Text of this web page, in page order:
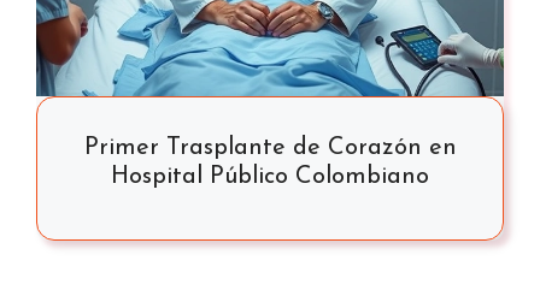
Primer Trasplante de Corazón en
Hospital Público Colombiano